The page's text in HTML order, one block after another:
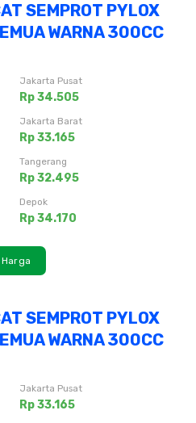
SEMPROT PYLOX
WARNA 300CC
Jakarta Pusat
Rp 34.505
Jakarta Barat
Rp 33.165
Tangerang
Rp 32.495
Depok
Rp 34.170
SEMPROT PYLOX
WARNA 300CC
Jakarta Pusat
Rp 33.165